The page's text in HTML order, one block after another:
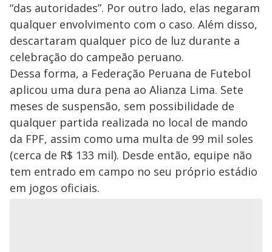
“das autoridades”. Por outro lado, elas negaram
qualquer envolvimento com o caso. Além disso,
descartaram qualquer pico de luz durante a
celebração do campeão peruano.
Dessa forma, a Federação Peruana de Futebol
aplicou uma dura pena ao Alianza Lima. Sete
meses de suspensão, sem possibilidade de
qualquer partida realizada no local de mando
da FPF, assim como uma multa de 99 mil soles
(cerca de R$ 133 mil). Desde então, equipe não
tem entrado em campo no seu próprio estádio
em jogos oficiais.